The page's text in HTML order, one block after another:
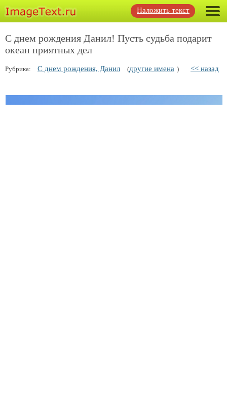
Наложить текст
С днем рождения Данил! Пусть судьба подарит
океан приятных дел
Рубрика: С днем рождения, Данил (другие имена ) << назад